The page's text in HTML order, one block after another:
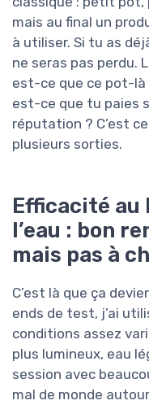
mais au final un
à utiliser. Si tu as
ne seras pas perdu.
est-ce que ce pot-là
est-ce que tu paies
réputation ? C’est
plusieurs sorties.
Efficacité au
l’eau : bon
mais pas à
C’est là que ça
ends de test, j’ai
conditions assez
plus lumineux, eau
session avec
mal de monde